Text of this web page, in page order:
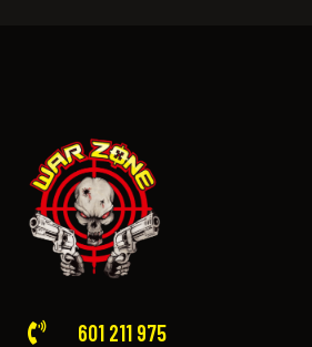
601 211 975